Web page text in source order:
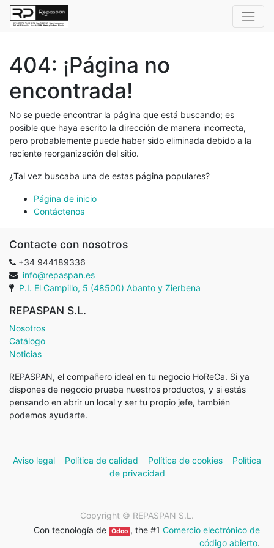
404: ¡Página no
encontrada!
No se puede encontrar la página que está buscando; es
posible que haya escrito la dirección de manera incorrecta,
pero probablemente puede haber sido eliminada debido a la
reciente reorganización del sitio.
¿Tal vez buscaba una de estas página populares?
Página de inicio
Contáctenos
Contacte con nosotros
+34 944189336
info@repaspan.es
P.I. El Campillo, 5 (48500) Abanto y Zierbena
REPASPAN S.L.
Nosotros
Catálogo
Noticias
REPASPAN, el compañero ideal en tu negocio HoReCa. Si ya
dispones de negocio prueba nuestros productos, y si estás
pensando en abrir un local y ser tu propio jefe, también
podemos ayudarte.
Aviso legal Política de calidad Política de cookies
Política
de privacidad
Copyright © REPASPAN S.L.
Con tecnología de
Odoo , the #1 Comercio electrónico de
código abierto.